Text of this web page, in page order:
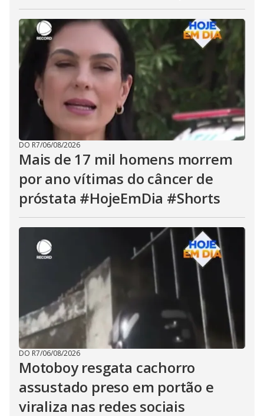
DO R7/06/08/2026
Mais de 17 mil homens morrem
por ano vítimas do câncer de
próstata #HojeEmDia #Shorts
DO R7/06/08/2026
Motoboy resgata cachorro
assustado preso em portão e
viraliza nas redes sociais